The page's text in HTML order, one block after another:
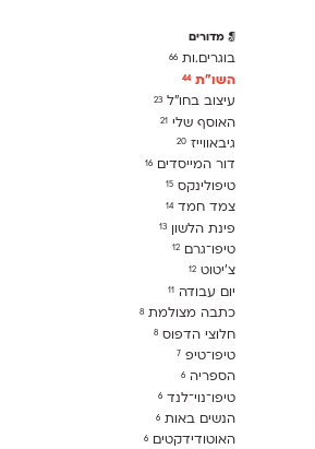
מדורים
בוגרים.ות66
השו״ת44
עיצוב בחו"ל23
האוסף שלי21
גיבאווייז20
דור המייסדים16
טיפולינקס15
צמד חמד14
פינת הלשון13
טיפו־גרם12
צ׳יטוט12
יום עבודה11
כתבה מצולמת8
חלוצי הדפוס8
טיפו־טיפ7
הספריה6
טיפו־נוי־לנד6
הנשים באות6
האוטודידקטים6